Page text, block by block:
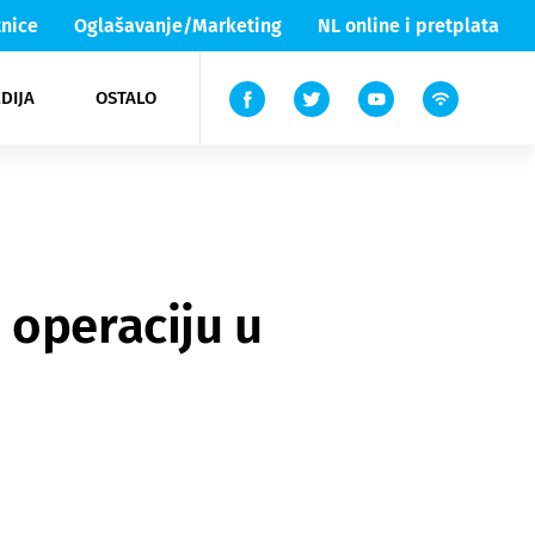
Oglašavanje/Marketing NL online i pretplata
OSTALO
Lika & Senj
TV
u